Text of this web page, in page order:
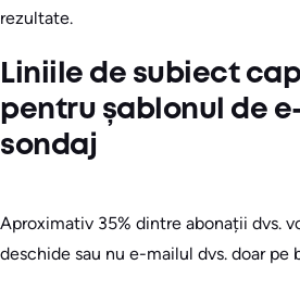
rezultate.
Liniile de subiect
pentru șablonul de
sondaj
Aproximativ 35% dintre abonații dvs.
deschide sau nu e-mailul dvs. doar pe